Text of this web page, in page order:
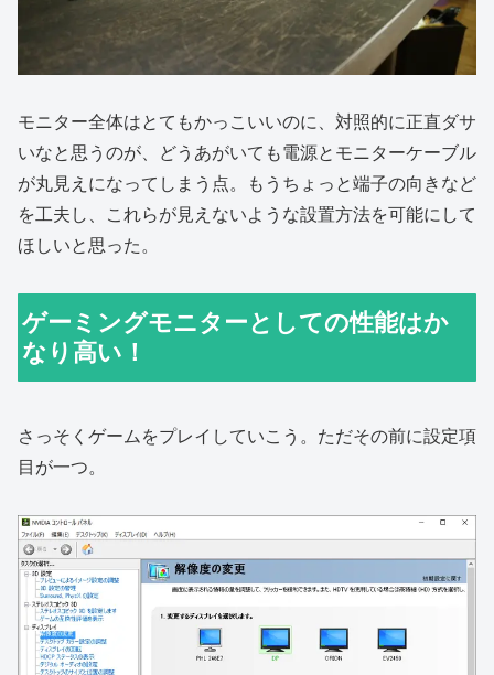
モニター全体はとてもかっこいいのに、対照的に正直ダサ
いなと思うのが、どうあがいても電源とモニターケーブル
が丸見えになってしまう点。もうちょっと端子の向きなど
を工夫し、これらが見えないような設置方法を可能にして
ほしいと思った。
ゲーミングモニターとしての性能はか
なり高い！
さっそくゲームをプレイしていこう。ただその前に設定項
目が一つ。